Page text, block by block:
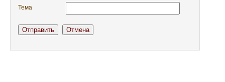
Тема
Отправить Отмена